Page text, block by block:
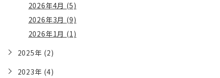
2026年4月 (5)
2026年3月 (9)
2026年1月 (1)
2025年 (2)
2023年 (4)